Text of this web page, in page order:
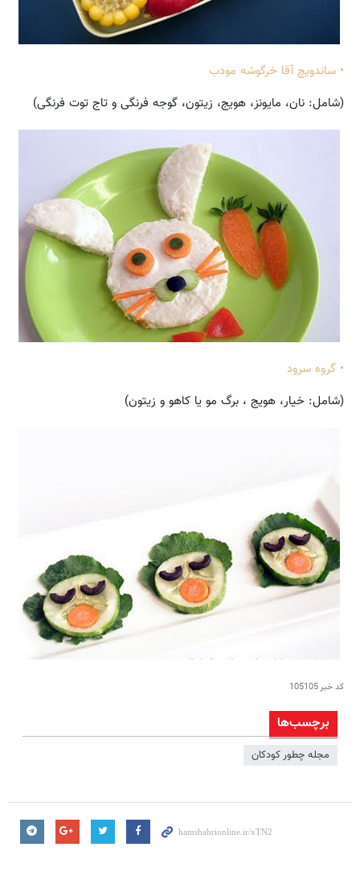
• ساندویچ آقا خرگوشه مودب
(شامل: نان،‌ مایونز، هویج، زیتون، گوجه فرنگی و تاج توت فرنگی)
• گروه سرود
(شامل: خیار، هویج ، برگ مو یا کاهو و زیتون)
کد خبر105105
برچسب‌ها
مجله چطور کودکان